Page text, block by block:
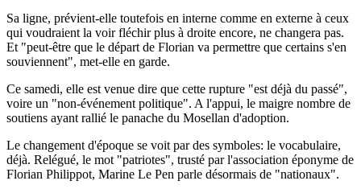
Sa ligne, prévient-elle toutefois en interne comme en externe à ceux
qui voudraient la voir fléchir plus à droite encore, ne changera pas.
Et "peut-être que le départ de Florian va permettre que certains s'en
souviennent", met-elle en garde.
Ce samedi, elle est venue dire que cette rupture "est déjà du passé",
voire un "non-événement politique". A l'appui, le maigre nombre de
soutiens ayant rallié le panache du Mosellan d'adoption.
Le changement d'époque se voit par des symboles: le vocabulaire,
déjà. Relégué, le mot "patriotes", trusté par l'association éponyme de
Florian Philippot, Marine Le Pen parle désormais de "nationaux".